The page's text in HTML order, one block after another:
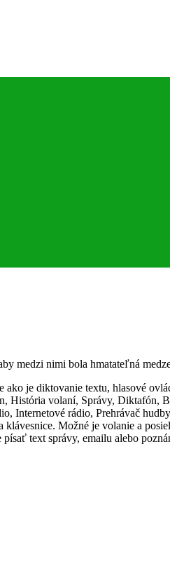
medzi nimi bola hmatateľná
je diktovanie textu, hlasové
volaní, Správy, Diktafón,
rádio, Prehrávač
Možné je volanie a
text správy, emailu alebo